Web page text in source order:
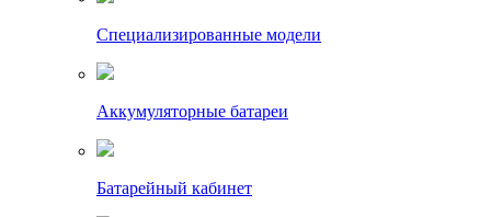
Специализированные модели
Аккумуляторные батареи
Батарейный кабинет